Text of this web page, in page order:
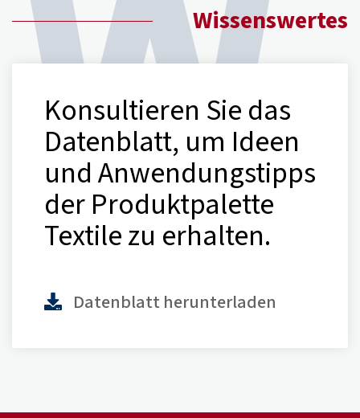
Wissenswertes
Konsultieren Sie das
Datenblatt, um Ideen
und Anwendungstipps
der Produktpalette
Textile zu erhalten.
Datenblatt herunterladen